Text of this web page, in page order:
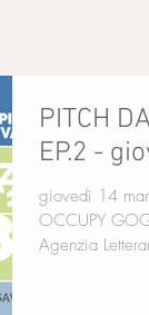
PITCH
EP.2 -
giovedì 14 marzo
OCCUPY GOGOL EP.2 in